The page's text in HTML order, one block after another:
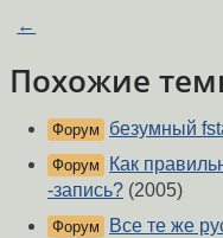
←
Похожие
Форум безумный
Форум
Как
-запись? (2005)
Форум Все те же